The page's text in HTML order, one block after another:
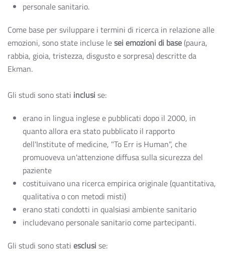
personale sanitario.
Come base per sviluppare i termini di ricerca in relazione alle
emozioni, sono state incluse lesei emozioni di base(paura,
rabbia, gioia, tristezza, disgusto e sorpresa) descritte da
Ekman.
Gli studi sono stati inclusi se:
erano in lingua inglese e pubblicati dopo il 2000, in
quanto allora era stato pubblicato il rapporto
dell'Institute of medicine, "To Err is Human", che
promuoveva un'attenzione diffusa sulla sicurezza del
paziente
costituivano una ricerca empirica originale (quantitativa,
qualitativa o con metodi misti)
erano stati condotti in qualsiasi ambiente sanitario
includevano personale sanitario come partecipanti.
Gli studi sono stati esclusi se: